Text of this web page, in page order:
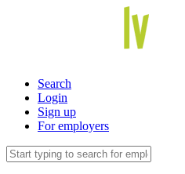
Search
Login
Sign up
For employers